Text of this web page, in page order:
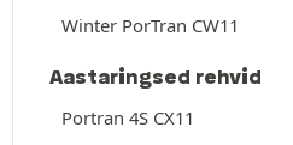
Winter PorTran CW11
Aastaringsed rehvid
Portran 4S CX11